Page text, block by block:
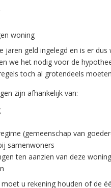
woning
jaren geld ingelegd en is er
we het nodig voor de
toch al grotendeels
zijn afhankelijk van:
(gemeenschap van
samenwoners
ten aanzien van deze woning
u rekening houden of de